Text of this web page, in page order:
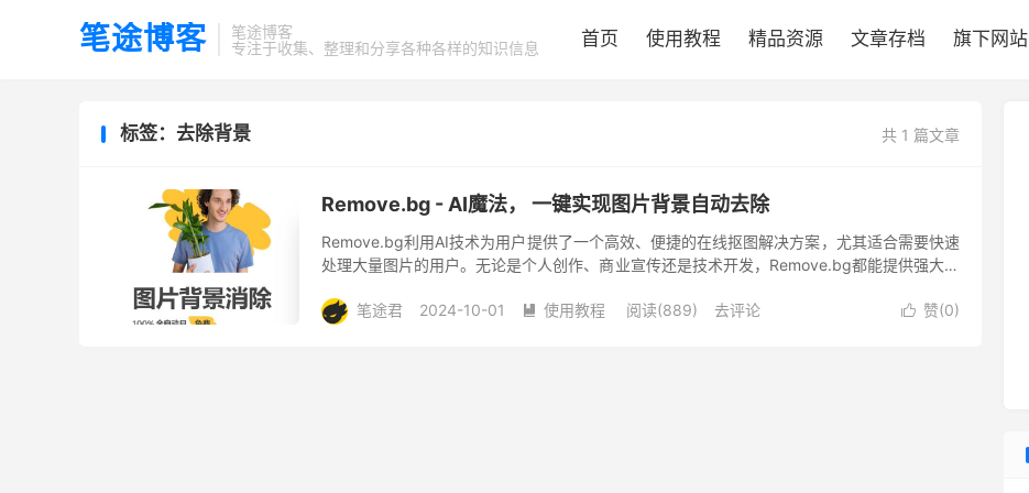
笔途博客
笔途博客
专注于收集、整理和分享各种各样的知识信息
首页 使用教程 精品资源 文章存档 旗下网站
共 1 篇文章
标签：去除背景
Remove.bg - AI魔法， 一键实现图片背景自动去除
Remove.bg利用AI技术为用户提供了一个高效、便捷的在线抠图解决方案，尤其适合需要快速
处理大量图片的用户。无论是个人创作、商业宣传还是技术开发，Remove.bg都能提供强大的
 赞(0)
笔途君 2024-10-01  使用教程 阅读(889) 去评论